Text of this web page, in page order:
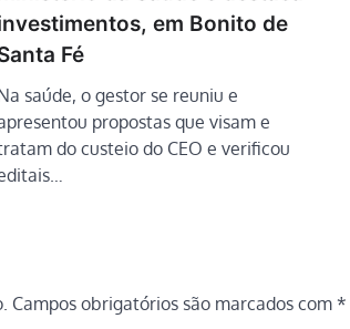
em Bonito de
Fé
saúde, o gestor se reuniu e
propostas que visam e
do custeio do CEO e verificou
Campos obrigatórios são marcados com *